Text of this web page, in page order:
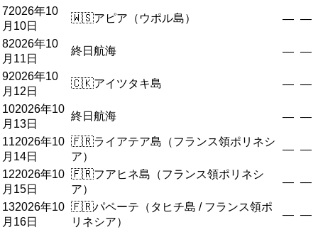
72026年10
月10日
🇼🇸アピア（ウポル島） — —
82026年10
月11日
終日航海 — —
92026年10
月12日
🇨🇰アイツタキ島 — —
102026年10
月13日
終日航海 — —
112026年10
月14日
🇫🇷ライアテア島（フランス領ポリネシ
ア）
— —
122026年10
月15日
🇫🇷フアヒネ島（フランス領ポリネシ
ア）
— —
132026年10
月16日
🇫🇷パペーテ（タヒチ島 / フランス領ポ
リネシア）
— —